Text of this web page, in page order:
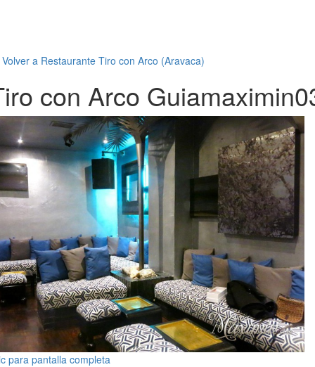
Volver a Restaurante Tiro con Arco (Aravaca)
con Arco
para pantalla completa